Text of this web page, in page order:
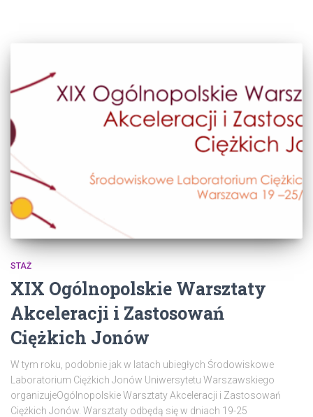
STAŻ
XIX Ogólnopolskie Warsztaty
Akceleracji i Zastosowań
Ciężkich Jonów
W tym roku, podobnie jak w latach ubiegłych Środowiskowe
Laboratorium Ciężkich Jonów Uniwersytetu Warszawskiego
organizujeOgólnopolskie Warsztaty Akceleracji i Zastosowań
Ciężkich Jonów. Warsztaty odbędą się w dniach 19-25